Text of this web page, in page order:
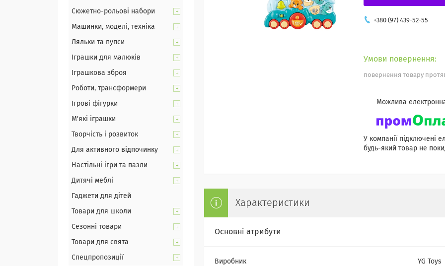
+380 (97) 439-52-55
повернення товару
У компанії підключені
будь-який товар не
Характеристики
Основні атрибути
Виробник YG Toys
Сюжетно-рольові набори
Машинки, моделі, техніка
Ляльки та пупси
Іграшки для малюків
Іграшкова зброя
Роботи, трансформери
Ігрові фігурки
М'які іграшки
Творчість і розвиток
Для активного відпочинку
Настільні ігри та пазли
Дитячі меблі
Гаджети для дітей
Товари для школи
Сезонні товари
Товари для свята
Спецпропозиції